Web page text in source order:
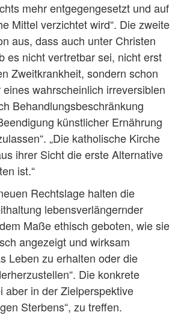
mehr entgegengesetzt und auf
Mittel verzichtet wird“. Die zweite
aus, dass auch unter Christen
es nicht vertretbar sei, nicht erst
Zweitkrankheit, sondern schon
wahrscheinlich irreversiblen
Behandlungsbeschränkung
künstlicher Ernährung
„Die katholische Kirche
ihrer Sicht die erste Alternative
ist.“
Rechtslage halten die
lebensverlängernder
Maße ethisch geboten, wie sie
angezeigt und wirksam
Leben zu erhalten oder die
Die konkrete
aber in der Zielperspektive
Sterbens“, zu treffen.